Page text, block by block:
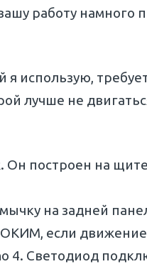
работу намного
я использую,
лучше не
Он построен на
на задней
если
4. Светодиод